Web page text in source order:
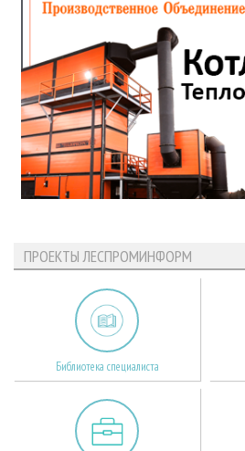
ПРОЕКТЫ ЛЕСПРОМИНФОРМ
Библиотека специалиста